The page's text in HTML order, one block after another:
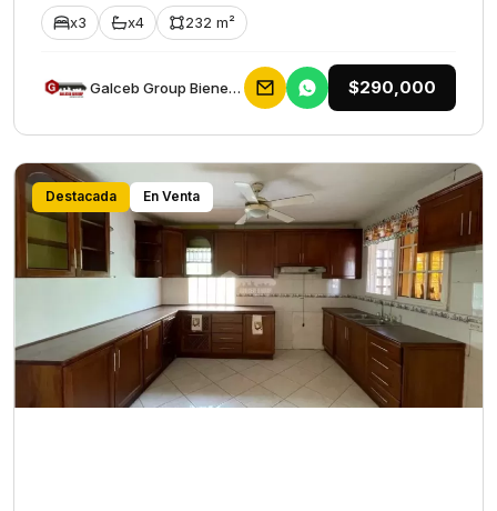
x3 x4 232 m²
Galceb Group Bienes Raices $290,000
Destacada En Venta